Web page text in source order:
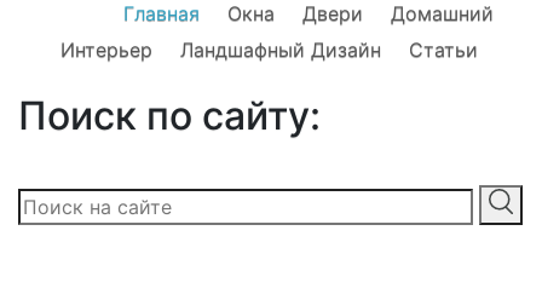
Главная Окна Двери
Домашний
Интерьер
Ландшафный Дизайн Статьи
Поиск по сайту: